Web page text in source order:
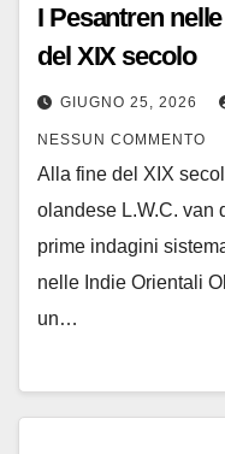
I Pesantren
del XIX secolo
GIUGNO 25, 2026
NESSUN COMMENTO
Alla fine del XIX
olandese L.W.C. van
prime indagini
nelle Indie Orientali
un…